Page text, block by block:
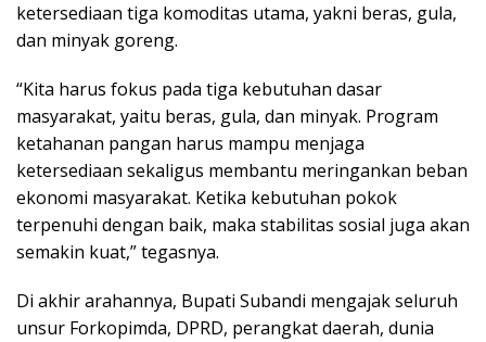
ketersediaan tiga komoditas utama, yakni beras, gula,
dan minyak goreng.
“Kita harus fokus pada tiga kebutuhan dasar
masyarakat, yaitu beras, gula, dan minyak. Program
ketahanan pangan harus mampu menjaga
ketersediaan sekaligus membantu meringankan beban
ekonomi masyarakat. Ketika kebutuhan pokok
terpenuhi dengan baik, maka stabilitas sosial juga akan
semakin kuat,” tegasnya.
Di akhir arahannya, Bupati Subandi mengajak seluruh
unsur Forkopimda, DPRD, perangkat daerah, dunia